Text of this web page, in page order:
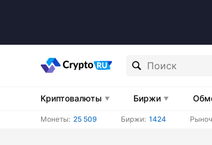
Криптовалюты Биржи
Монеты: 25 509 Биржи: 1424